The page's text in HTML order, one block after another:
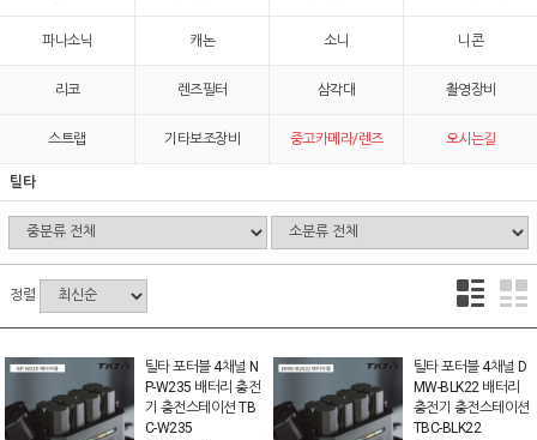
파나소닉 캐논 소니 니콘
리코 렌즈필터 삼각대 촬영장비
스트랩 기타보조장비 중고카메라/렌즈 오시는길
틸타
정렬
틸타 포터블 4채널 N
P-W235 배터리 충전
기 충전스테이션 TB
C-W235
틸타 포터블 4채널 D
MW-BLK22 배터리
충전기 충전스테이션
TBC-BLK22